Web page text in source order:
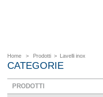
Home > Prodotti > Lavelli inox
CATEGORIE
PRODOTTI